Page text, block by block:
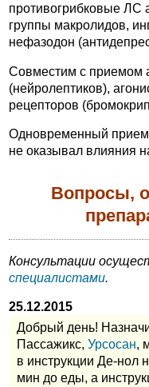
противогрибковые ЛС
группы макролидов,
нефазодон
Совместим с приемом
(нейролептиков),
рецепторов
Одновременный
не оказывал влияния
Вопросы,
Консультации
специалистами.
25.12.2015
Добрый день!
Пассажикс, Урсосан,
в инструкции Де-нол
мин до еды, а